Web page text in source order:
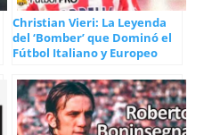
Christian Vieri: La Leyenda
del ‘Bomber’ que Dominó el
Fútbol Italiano y Europeo